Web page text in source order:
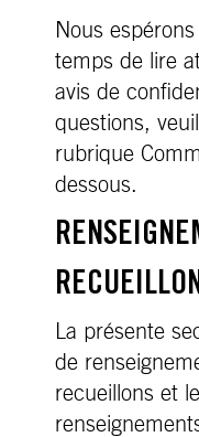
Nous
temps de lire
avis de
questions,
rubrique
dessous.
La présente
de
recueillons et